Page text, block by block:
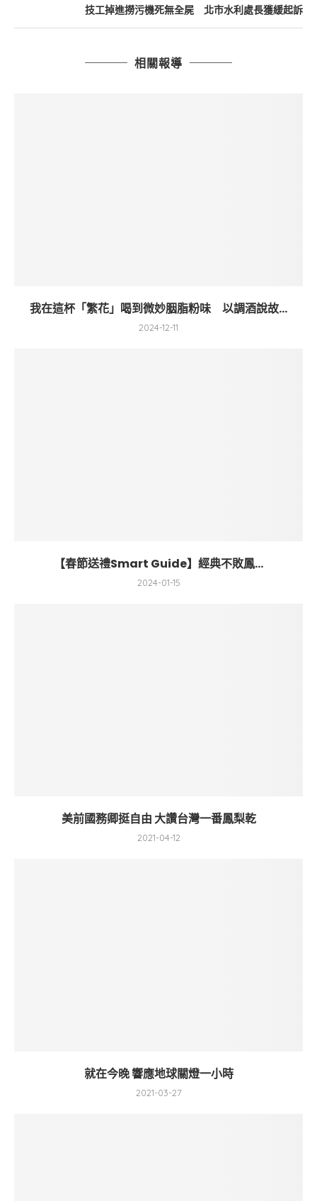
技工掉進撈污機死無全屍 北市水利處長獲緩起訴
相關報導
我在這杯「繁花」喝到微妙胭脂粉味 以調酒說故...
2024-12-11
【春節送禮Smart Guide】經典不敗鳳...
2024-01-15
美前國務卿挺自由 大讚台灣一番鳳梨乾
2021-04-12
就在今晚 響應地球關燈一小時
2021-03-27